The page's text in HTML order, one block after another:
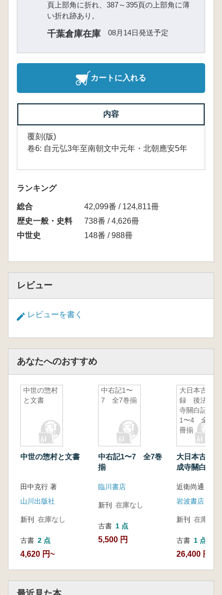
頁上部角に折れ、387～395頁の上部角に薄
い折れ跡あり。
千葉倉庫在庫 08月14日発送予定
カートに入れる
内容
覆刻(版)
卷6: 自元弘3年至南朝文中元年・北朝應安5年
ランキング
総合
42,099番 / 124,811冊
歴史一般・史料
738番 / 4,626冊
中世史
148番 / 988冊
レビュー
レビューを書く
あなたへのおすすめ
中世の惣村
と文書
中世の惣村と文書
田中克行 著
山川出版社
新刊 在庫なし
古書 2 点
4,620 円~
中右記1〜
7 全7巻揃
中右記1〜7 全7巻
揃
臨川書店
新刊 在庫なし
古書 1 点
5,500 円
大日本古記
録 後法成
寺關白記
1〜4 全4
冊揃
大日本古記
成寺關白
岩波書店
新刊 在庫なし
古書 1 点
26,400 円